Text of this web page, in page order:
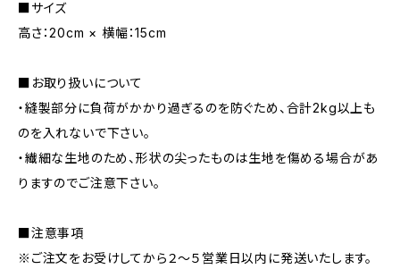
■サイズ
高さ：20cm × 横幅：15cm
■お取り扱いについて
・縫製部分に負荷がかかり過ぎるのを防ぐため、合計2kg以上も
のを入れないで下さい。
・繊細な生地のため、形状の尖ったものは生地を傷める場合があ
りますのでご注意下さい。
■注意事項
※ご注文をお受けしてから２～５営業日以内に発送いたします。